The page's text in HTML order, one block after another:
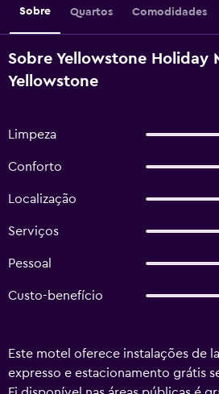
Sobre Quartos Comodidades
Sobre Yellowstone Holiday
Yellowstone
Limpeza
Conforto
Localização
Serviços
Pessoal
Custo-benefício
Este motel oferece instalações de
expresso e estacionamento grátis